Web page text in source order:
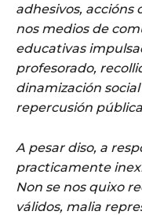
adhesivos, accións
nos medios de
educativas
profesorado,
dinamización
repercusión
A pesar diso, a
practicamente
Non se nos quixo
válidos, malia